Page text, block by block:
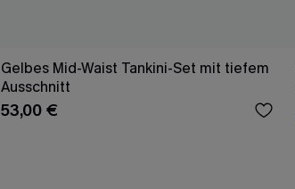
Gelbes Mid-Waist Tankini-Set mit tiefem
Ausschnitt
53,00 €